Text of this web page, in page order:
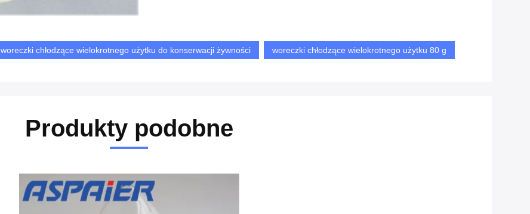
woreczki chłodzące wielokrotnego użytku do konserwacji żywności woreczki chłodzące wielokrotnego użytku 80 g
Produkty podobne